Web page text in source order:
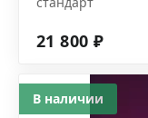
21 800 ₽
В наличии